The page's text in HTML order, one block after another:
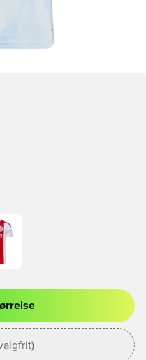
tilmelde dig som medlem